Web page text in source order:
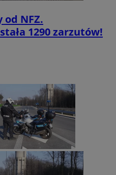
od NFZ.
1290 zarzutów!